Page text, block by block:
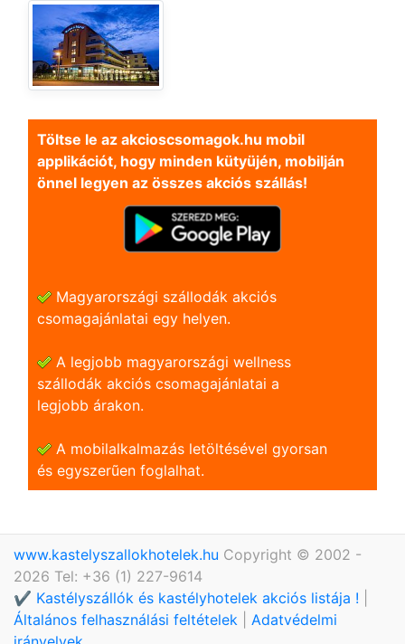
Töltse le az akcioscsomagok.hu mobil
applikációt, hogy minden kütyüjén, mobilján
önnel legyen az összes akciós szállás!
Magyarországi szállodák akciós
csomagajánlatai egy helyen.
A legjobb magyarországi wellness
szállodák akciós csomagajánlatai a
legjobb árakon.
A mobilalkalmazás letöltésével gyorsan
és egyszerũen foglalhat.
www.kastelyszallokhotelek.hu Copyright © 2002 -
2026 Tel: +36 (1) 227-9614
✔️ Kastélyszállók és kastélyhotelek akciós listája !
Általános felhasználási feltételek
Adatvédelmi